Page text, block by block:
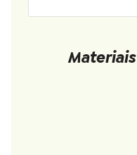
Materiais